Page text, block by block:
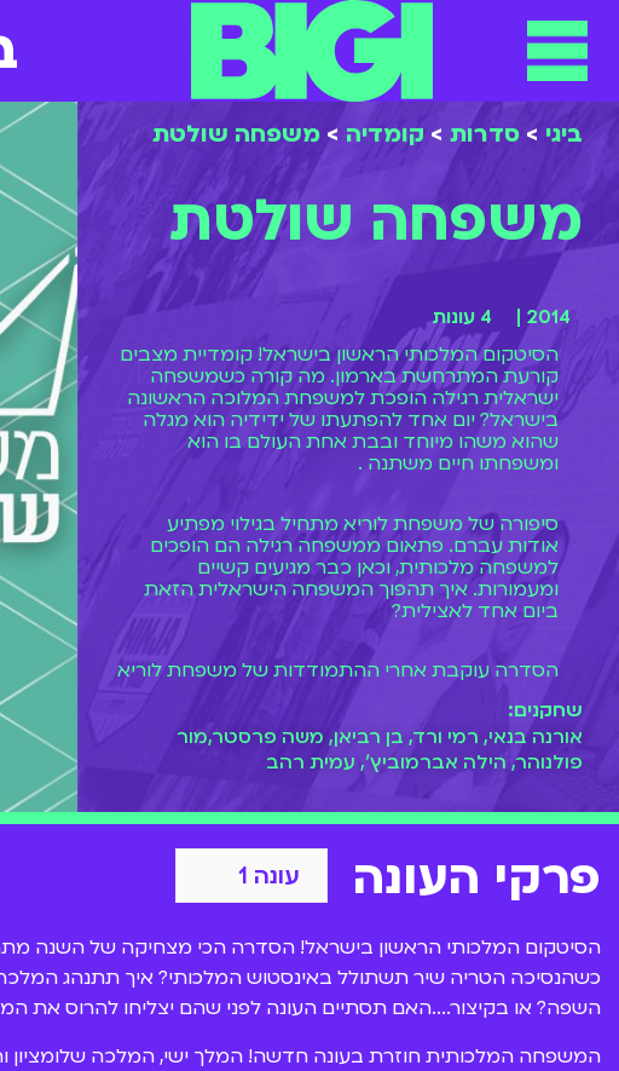
לתוכן
תפריט
ביגי > סדרות > קומדיה > משפחה שולטת
משפחה שולטת
2014 |
4 עונות
הסיטקום המלכותי הראשון בישראל! קומדיית מצבים
קורעת המתרחשת בארמון. מה קורה כשמשפחה
ישראלית רגילה הופכת למשפחת המלוכה הראשונה
בישראל? יום אחד להפתעתו של ידידיה הוא מגלה
שהוא משהו מיוחד ובבת אחת העולם בו הוא
ומשפחתו חיים משתנה .
סיפורה של משפחת לוריא מתחיל בגילוי מפתיע
אודות עברם. פתאום ממשפחה רגילה הם הופכים
למשפחה מלכותית, וכאן כבר מגיעים קשיים
ומעמורות. איך תהפוך המשפחה הישראלית הזאת
ביום אחד לאצילית?
הסדרה עוקבת אחרי ההתמודדות של משפחת לוריא
עם הסיטואציה החדשה. את הסדרה יצר וביים רובי
דואניאס (שביים גם את הפיג'מות והשמיניה) ואולי לא
ידעתם, אבל בין מי שכתבו איתו את הסדרה הם
סול(ימית מהפיג'מות),יניב פולישוק
יובל סגל
(נתן מהפיג'מות) ו אילן רוזנפלד
מהפיג'מות).
בסדרה משחקים בין היתר הקומיקאית
מור פולנוהר(רונה מגאליס), משה פרסטר
עמית רהב
יניב פולישוק
(גרי מהפיג'מות) ושלל
שהם יצליחו להרוס את המדינה כולה?
שחקנים:
אורנה בנאי, רמי ורד, בן רביאן, משה פרסטר,מור
פולנוהר, הילה אברמוביץ', עמית רהב
פרקי העונה
הסיטקום המלכותי הראשון בישראל! הסדרה הכי מצחיקה של השנה
כשהנסיכה הטריה שיר תשתולל באינסטוש המלכותי? איך תתנהג
השפה? או בקיצור....האם תסתיים העונה לפני שהם יצליחו להרוס את
המשפחה המלכותית חוזרת בעונה חדשה! המלך ישי, המלכה שלומציון